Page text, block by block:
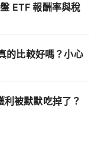
ETF 報酬率與稅
比較好嗎？小心
被默默吃掉了？